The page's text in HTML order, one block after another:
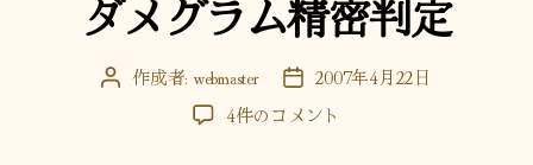
リ
ダメグラム精密判定
投 作成者: webmaster
投
稿
日
2007年4月22日
ダ
4件のコメント